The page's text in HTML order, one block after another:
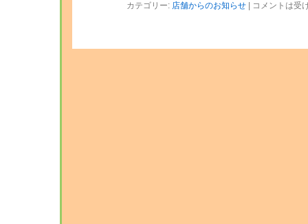
カテゴリー: 店舗からのお知らせ| コメントは受